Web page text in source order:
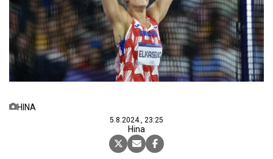
HINA
5.8.2024., 23:25
Hina